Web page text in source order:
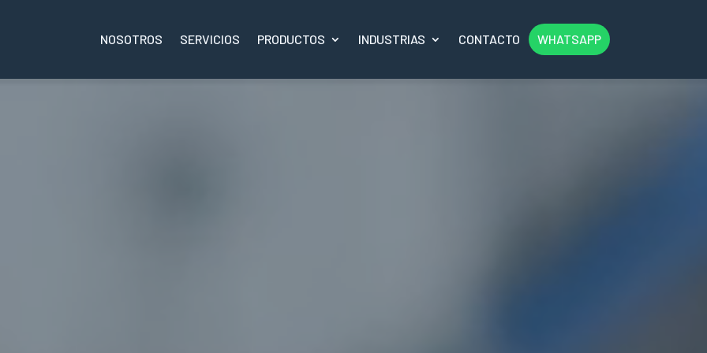
NOSOTROS SERVICIOS PRODUCTOS INDUSTRIAS CONTACTO WHATSAPP